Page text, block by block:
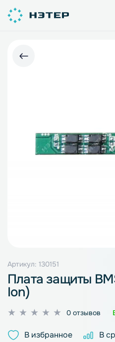
Артикул: 130151
Плата защиты
Ion)
Оценка
из
0 отзывов
В избранное В